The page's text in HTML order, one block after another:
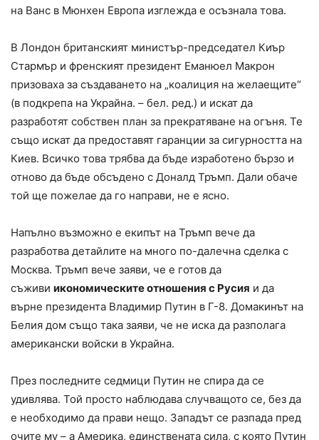
на Ванс в Мюнхен Европа изглежда е осъзнала това.
В Лондон британският министър-председател Киър
Стармър и френският президент Еманюел Макрон
призоваха за създаването на „коалиция на желаещите“
(в подкрепа на Украйна. – бел. ред.) и искат да
разработят собствен план за прекратяване на огъня. Те
също искат да предоставят гаранции за сигурността на
Киев. Всичко това трябва да бъде изработено бързо и
отново да бъде обсъдено с Доналд Тръмп. Дали обаче
той ще пожелае да го направи, не е ясно.
Напълно възможно е екипът на Тръмп вече да
разработва детайлите на много по-далечна сделка с
Москва. Тръмп вече заяви, че е готов да
съживи икономическите отношения с Русия и да
върне президента Владимир Путин в Г-8. Домакинът на
Белия дом също така заяви, че не иска да разполага
американски войски в Украйна.
През последните седмици Путин не спира да се
удивлява. Той просто наблюдава случващото се, без да
е необходимо да прави нещо. Западът се разпада пред
очите му – а Америка, единствената сила, с която Путин